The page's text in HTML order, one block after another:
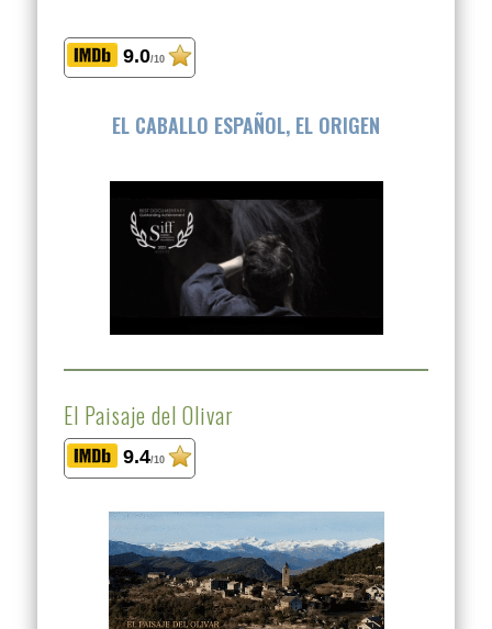
9.0/10
EL CABALLO ESPAÑOL, EL ORIGEN
El Paisaje del Olivar
9.4/10